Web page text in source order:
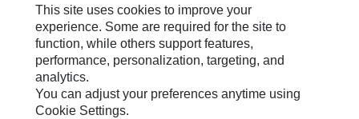
Mes Préférences Marketing
Plan Du Site
Cookie Settings
Légales
Confidentialité
This site uses cookies to improve your
experience. Some are required for the site to
function, while others support features,
performance, personalization, targeting, and
analytics.
You can adjust your preferences anytime using
Cookie Settings.